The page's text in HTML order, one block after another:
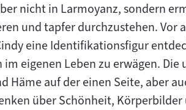
nicht in Larmoyanz, sondern
und tapfer durchzustehen.
eine Identifikationsfigur
eigenen Leben zu erwägen.
Häme auf der einen Seite, aber
über Schönheit,